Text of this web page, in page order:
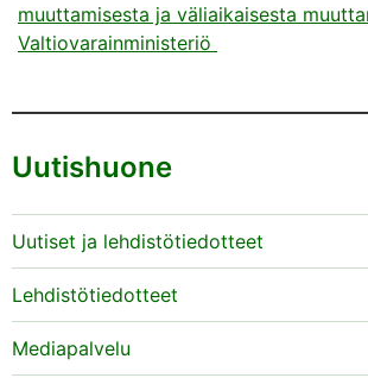
muuttamisesta ja väliaikaisesta
Valtiovarainministeriö
Uutishuone
Uutiset ja lehdistötiedotteet
Lehdistötiedotteet
Mediapalvelu